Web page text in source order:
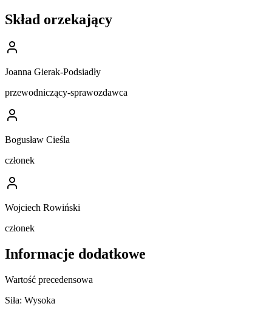
Skład orzekający
Joanna Gierak-Podsiadły
przewodniczący-sprawozdawca
Bogusław Cieśla
członek
Wojciech Rowiński
członek
Informacje dodatkowe
Wartość precedensowa
Siła: Wysoka